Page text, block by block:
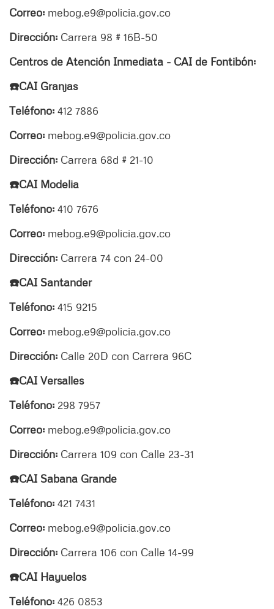
Correo: mebog.e9@policia.gov.co
Dirección: Carrera 98 # 16B-50
Centros de Atención Inmediata - CAI de Fontibón:
☎️CAI Granjas
Teléfono: 412 7886
Correo: mebog.e9@policia.gov.co
Dirección: Carrera 68d # 21-10
☎️CAI Modelia
Teléfono: 410 7676
Correo: mebog.e9@policia.gov.co
Dirección: Carrera 74 con 24-00
☎️CAI Santander
Teléfono: 415 9215
Correo: mebog.e9@policia.gov.co
Dirección: Calle 20D con Carrera 96C
☎️CAI Versalles
Teléfono: 298 7957
Correo: mebog.e9@policia.gov.co
Dirección: Carrera 109 con Calle 23-31
☎️CAI Sabana Grande
Teléfono: 421 7431
Correo: mebog.e9@policia.gov.co
Dirección: Carrera 106 con Calle 14-99
☎️CAI Hayuelos
Teléfono: 426 0853